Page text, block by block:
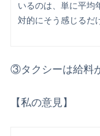
いるのは、単に平均
対的にそう感じるだ
③タクシーは給料
【私の意見】